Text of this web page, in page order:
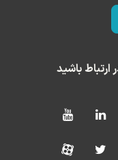
ارتباط باشید